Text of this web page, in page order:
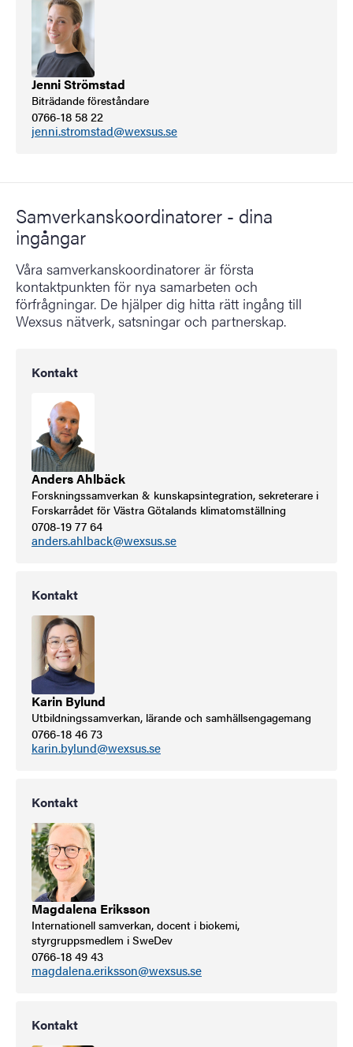
Jenni Strömstad
Biträdande föreståndare
0766-18 58 22
jenni.stromstad@wexsus.se
Samverkanskoordinatorer - dina
ingångar
Våra samverkanskoordinatorer är första
kontaktpunkten för nya samarbeten och
förfrågningar. De hjälper dig hitta rätt ingång till
Wexsus nätverk, satsningar och partnerskap.
Kontakt
Anders Ahlbäck
Forskningssamverkan & kunskapsintegration, sekreterare i
Forskarrådet för Västra Götalands klimatomställning
0708-19 77 64
anders.ahlback@wexsus.se
Kontakt
Karin Bylund
Utbildningssamverkan, lärande och samhällsengagemang
0766-18 46 73
karin.bylund@wexsus.se
Kontakt
Magdalena Eriksson
Internationell samverkan, docent i biokemi,
styrgruppsmedlem i SweDev
0766-18 49 43
magdalena.eriksson@wexsus.se
Kontakt